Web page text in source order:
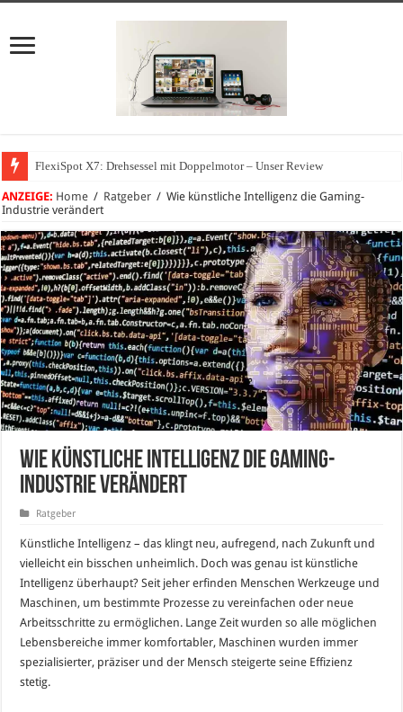
FlexiSpot X7: Drehsessel mit Doppelmotor – Unser Review
Wie können sich Unternehmen vor Cyberangriffen schützen?
ANZEIGE: Home / Ratgeber / Wie künstliche Intelligenz die Gaming-
Industrie verändert
Wie künstliche Intelligenz die Gaming-
Industrie verändert
Ratgeber
Künstliche Intelligenz – das klingt neu, aufregend, nach Zukunft und
vielleicht ein bisschen unheimlich. Doch was genau ist künstliche
Intelligenz überhaupt? Seit jeher erfinden Menschen Werkzeuge und
Maschinen, um bestimmte Prozesse zu vereinfachen oder neue
Arbeitsschritte zu ermöglichen. Lange Zeit wurden so alle möglichen
Lebensbereiche immer komfortabler, Maschinen wurden immer
spezialisierter, präziser und der Mensch steigerte seine Effizienz
stetig.